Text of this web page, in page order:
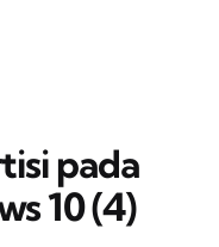
pada
10 (4)